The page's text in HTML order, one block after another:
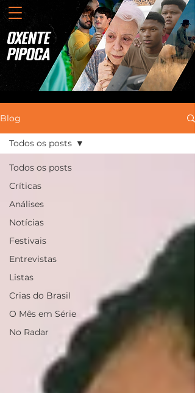
Blog
Todos os posts
Críticas
Análises
Notícias
Festivais
Entrevistas
Listas
Crias do Brasil
O Mês em Série
No Radar
Todos os posts